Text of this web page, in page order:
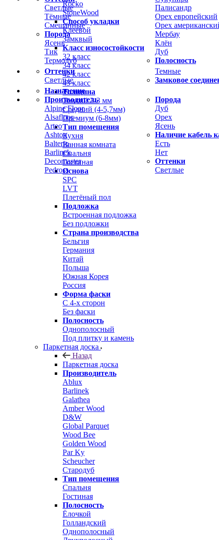
Светлые
Тёмные
Смешанные
Порода
Ясень
Тик
Термодуб
Палисандр
Орех европейский
Орех
Мербау
Клён
Дуб
Полосность
Оттенки
Светлые
Темные
Замковое
Назначение
Производитель
Alpine Floor
Alsafloor
Arteo
Ashton
Balterio
Barlinek
Decomaster
Pedross
Порода
Дуб
Орех
Ясень
Наличие кабель
Есть
Нет
Оттенки
Светлые
Rocko
StoneWood
Способ укладки
Клеевой
Замквый
Класс износостойкости
32 класс
34 класс
42 класс
43 класс
Толщина
Тонкий 2-3 мм
Средний (4-5,7мм)
Премиум (6-8мм)
Тип помещения
Кухня
Ванная комната
Спальня
Гостиная
Основа
SPC
LVT
Плетёный пол
Подложка
Встроенная подложка
Без подложки
Страна производства
Бельгия
Германия
Китай
Польша
Южная Корея
Россия
Форма фаски
С 4-х сторон
Без фаски
Полосность
Однополосный
Под плитку и камень
Паркетная доска
Назад
Паркетная доска
Производитель
Ablux
Barlinek
Galathea
Amber Wood
D&W
Global Parquet
Wood Bee
Golden Wood
Par Ky
Scheucher
Стародуб
Тип помещения
Спальня
Гостиная
Полосность
Ёлочкой
Голландский
Однополосный